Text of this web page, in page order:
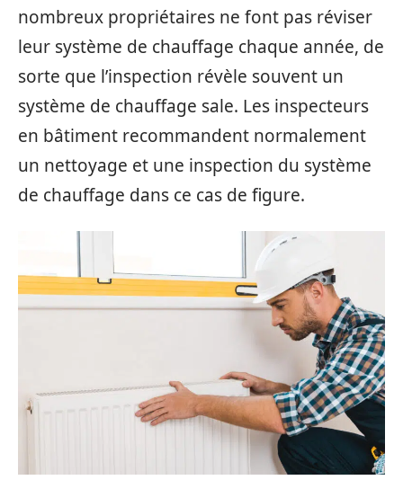
nombreux propriétaires ne font pas réviser
leur système de chauffage chaque année, de
sorte que l’inspection révèle souvent un
système de chauffage sale. Les inspecteurs
en bâtiment recommandent normalement
un nettoyage et une inspection du système
de chauffage dans ce cas de figure.